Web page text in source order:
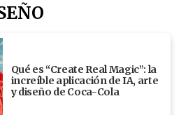
Qué es “Create Real Magic”: la
increíble aplicación de IA, arte
y diseño de Coca-Cola